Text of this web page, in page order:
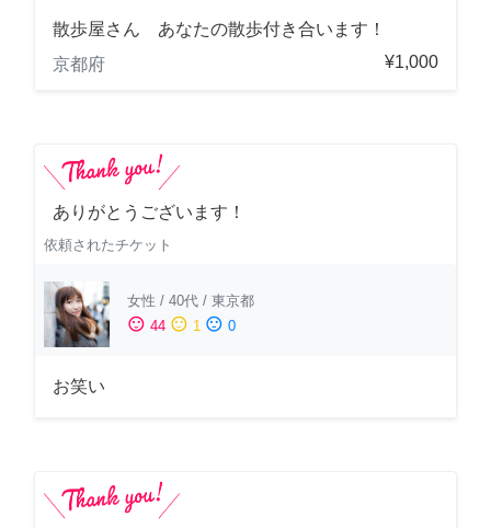
散歩屋さん あなたの散歩付き合います！
京都府
¥1,000
ありがとうございます！
依頼されたチケット
女性 / 40代 / 東京都
sentiment_satisfied 44 sentiment_neutral 1 sentiment_dissatisfied 0
お笑い